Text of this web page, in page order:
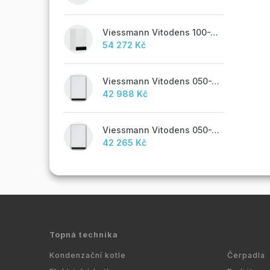
Viessmann Vitodens 100-W, 19 kW
54 272 Kč
Viessmann Vitodens 050-W, 19 kW, TUV
42 988 Kč
Viessmann Vitodens 050-W, 19 kW
42 265 Kč
Topná technika
Kondenzační kotle
Čerpadla